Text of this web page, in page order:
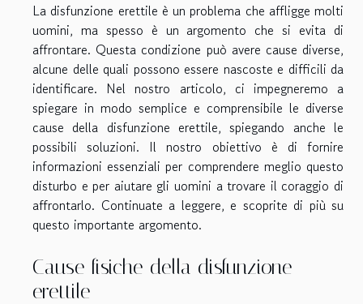
La disfunzione erettile è un problema che affligge molti
uomini, ma spesso è un argomento che si evita di
affrontare. Questa condizione può avere cause diverse,
alcune delle quali possono essere nascoste e difficili da
identificare. Nel nostro articolo, ci impegneremo a
spiegare in modo semplice e comprensibile le diverse
cause della disfunzione erettile, spiegando anche le
possibili soluzioni. Il nostro obiettivo è di fornire
informazioni essenziali per comprendere meglio questo
disturbo e per aiutare gli uomini a trovare il coraggio di
affrontarlo. Continuate a leggere, e scoprite di più su
questo importante argomento.
Cause fisiche della disfunzione
erettile